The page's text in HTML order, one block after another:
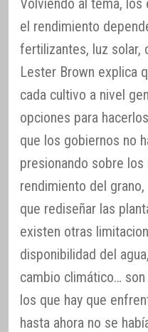
el rendimiento
fertilizantes, luz solar,
Lester Brown explica
cada cultivo a nivel
opciones para
que los gobiernos no
presionando sobre
rendimiento del
que rediseñar las
existen otras
disponibilidad del
cambio climático…
los que hay que
hasta ahora no se